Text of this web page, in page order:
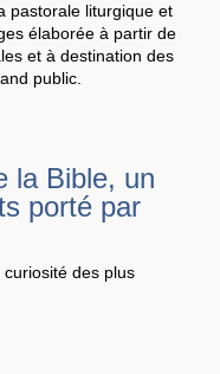
pastorale liturgique et
élaborée à partir de
et à destination des
public.
la Bible, un
porté par
des plus